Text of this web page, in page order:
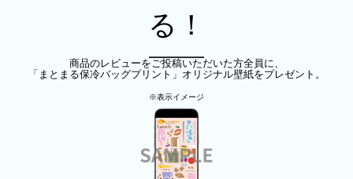
る！
商品のレビューをご投稿いただいた方全員に、
「まとまる保冷バッグプリント」オリジナル壁紙をプレゼント。
※表示イメージ